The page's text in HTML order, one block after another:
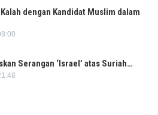
dengan Kandidat Muslim dalam
Serangan ‘Israel’ atas Suriah…